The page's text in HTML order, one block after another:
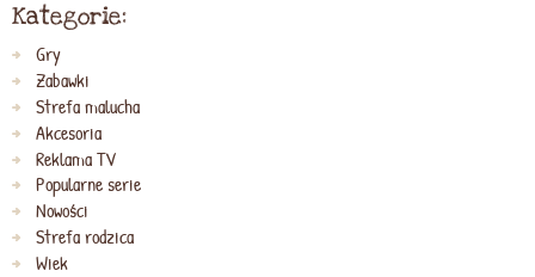
Kategorie:
Gry
Zabawki
Strefa malucha
Akcesoria
Reklama TV
Popularne serie
Nowości
Strefa rodzica
Wiek